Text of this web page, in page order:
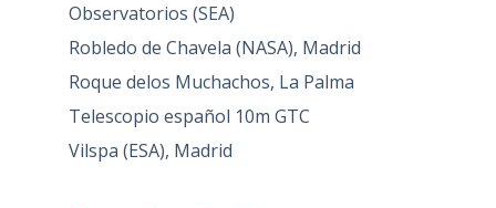
Observatorios (SEA)
Robledo de Chavela (NASA), Madrid
Roque delos Muchachos, La Palma
Telescopio español 10m GTC
Vilspa (ESA), Madrid